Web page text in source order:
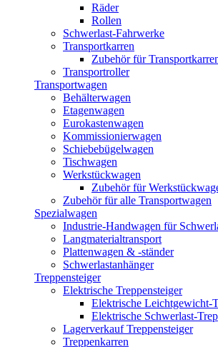
Räder
Rollen
Schwerlast-Fahrwerke
Transportkarren
Zubehör für
Transportroller
Transportwagen
Behälterwagen
Etagenwagen
Eurokastenwagen
Kommissionierwagen
Schiebebügelwagen
Tischwagen
Werkstückwagen
Zubehör für
Zubehör für alle Transportwagen
Spezialwagen
Industrie-Handwagen für
Langmaterialtransport
Plattenwagen & -ständer
Schwerlastanhänger
Treppensteiger
Elektrische Treppensteiger
Elektrische Leichtgewicht-
Elektrische Schwerlast-
Lagerverkauf Treppensteiger
Treppenkarren